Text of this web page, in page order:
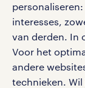
interesses,
van derden. In
Voor het
andere
technieken.
werken bij
cookies